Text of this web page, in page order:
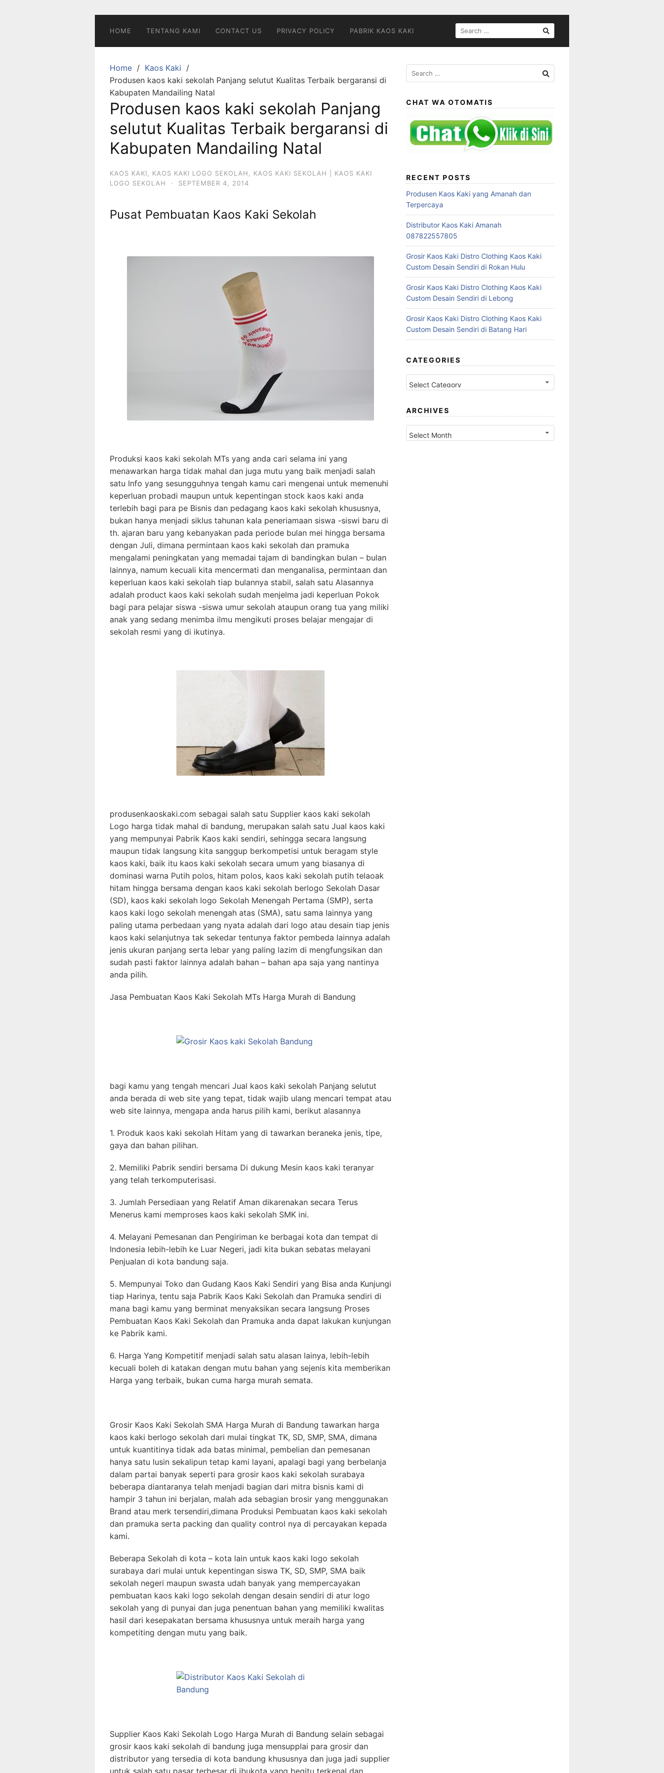
HOME TENTANG KAMI CONTACT US PRIVACY POLICY PABRIK KAOS KAKI
SEARCH
FOR:
Home
Kaos Kaki
Produsen kaos kaki sekolah Panjang selutut Kualitas Terbaik bergaransi di
Kabupaten Mandailing Natal
Produsen kaos kaki sekolah Panjang
selutut Kualitas Terbaik bergaransi di
Kabupaten Mandailing Natal
KAOS KAKI KAOS KAKI LOGO SEKOLAH
KAOS KAKI SEKOLAH | KAOS KAKI
LOGO SEKOLAH
· SEPTEMBER 4, 2014
Pusat Pembuatan Kaos Kaki Sekolah
Produksi kaos kaki sekolah MTs yang anda cari selama ini yang
menawarkan harga tidak mahal dan juga mutu yang baik menjadi salah
satu Info yang sesungguhnya tengah kamu cari mengenai untuk memenuhi
keperluan probadi maupun untuk kepentingan stock kaos kaki anda
terlebih bagi para pe Bisnis dan pedagang kaos kaki sekolah khususnya,
bukan hanya menjadi siklus tahunan kala peneriamaan siswa -siswi baru di
th. ajaran baru yang kebanyakan pada periode bulan mei hingga bersama
dengan Juli, dimana permintaan kaos kaki sekolah dan pramuka
mengalami peningkatan yang memadai tajam di bandingkan bulan – bulan
lainnya, namum kecuali kita mencermati dan menganalisa, permintaan dan
keperluan kaos kaki sekolah tiap bulannya stabil, salah satu Alasannya
adalah product kaos kaki sekolah sudah menjelma jadi keperluan Pokok
bagi para pelajar siswa -siswa umur sekolah ataupun orang tua yang miliki
anak yang sedang menimba ilmu mengikuti proses belajar mengajar di
sekolah resmi yang di ikutinya.
produsenkaoskaki.com sebagai salah satu Supplier kaos kaki sekolah
Logo harga tidak mahal di bandung, merupakan salah satu Jual kaos kaki
yang mempunyai Pabrik Kaos kaki sendiri, sehingga secara langsung
maupun tidak langsung kita sanggup berkompetisi untuk beragam style
kaos kaki, baik itu kaos kaki sekolah secara umum yang biasanya di
dominasi warna Putih polos, hitam polos, kaos kaki sekolah putih telaoak
hitam hingga bersama dengan kaos kaki sekolah berlogo Sekolah Dasar
(SD), kaos kaki sekolah logo Sekolah Menengah Pertama (SMP), serta
kaos kaki logo sekolah menengah atas (SMA), satu sama lainnya yang
paling utama perbedaan yang nyata adalah dari logo atau desain tiap jenis
kaos kaki selanjutnya tak sekedar tentunya faktor pembeda lainnya adalah
jenis ukuran panjang serta lebar yang paling lazim di mengfungsikan dan
sudah pasti faktor lainnya adalah bahan – bahan apa saja yang nantinya
anda pilih.
Jasa Pembuatan Kaos Kaki Sekolah MTs Harga Murah di Bandung
bagi kamu yang tengah mencari Jual kaos kaki sekolah Panjang selutut
anda berada di web site yang tepat, tidak wajib ulang mencari tempat atau
web site lainnya, mengapa anda harus pilih kami, berikut alasannya
1. Produk kaos kaki sekolah Hitam yang di tawarkan beraneka jenis, tipe,
gaya dan bahan pilihan.
2. Memiliki Pabrik sendiri bersama Di dukung Mesin kaos kaki teranyar
yang telah terkomputerisasi.
3. Jumlah Persediaan yang Relatif Aman dikarenakan secara Terus
Menerus kami memproses kaos kaki sekolah SMK ini.
4. Melayani Pemesanan dan Pengiriman ke berbagai kota dan tempat di
Indonesia lebih-lebih ke Luar Negeri, jadi kita bukan sebatas melayani
Penjualan di kota bandung saja.
5. Mempunyai Toko dan Gudang Kaos Kaki Sendiri yang Bisa anda Kunjungi
tiap Harinya, tentu saja Pabrik Kaos Kaki Sekolah dan Pramuka sendiri di
mana bagi kamu yang berminat menyaksikan secara langsung Proses
Pembuatan Kaos Kaki Sekolah dan Pramuka anda dapat lakukan kunjungan
ke Pabrik kami.
6. Harga Yang Kompetitif menjadi salah satu alasan lainya, lebih-lebih
kecuali boleh di katakan dengan mutu bahan yang sejenis kita memberikan
Harga yang terbaik, bukan cuma harga murah semata.
Grosir Kaos Kaki Sekolah SMA Harga Murah di Bandung tawarkan harga
kaos kaki berlogo sekolah dari mulai tingkat TK, SD, SMP, SMA, dimana
untuk kuantitinya tidak ada batas minimal, pembelian dan pemesanan
hanya satu lusin sekalipun tetap kami layani, apalagi bagi yang berbelanja
dalam partai banyak seperti para grosir kaos kaki sekolah surabaya
beberapa diantaranya telah menjadi bagian dari mitra bisnis kami di
hampir 3 tahun ini berjalan, malah ada sebagian brosir yang menggunakan
Brand atau merk tersendiri,dimana Produksi Pembuatan kaos kaki sekolah
dan pramuka serta packing dan quality control nya di percayakan kepada
kami.
Beberapa Sekolah di kota – kota lain untuk kaos kaki logo sekolah
surabaya dari mulai untuk kepentingan siswa TK, SD, SMP, SMA baik
sekolah negeri maupun swasta udah banyak yang mempercayakan
pembuatan kaos kaki logo sekolah dengan desain sendiri di atur logo
sekolah yang di punyai dan juga penentuan bahan yang memiliki kwalitas
hasil dari kesepakatan bersama khususnya untuk meraih harga yang
kompetiting dengan mutu yang baik.
Supplier Kaos Kaki Sekolah Logo Harga Murah di Bandung selain sebagai
grosir kaos kaki sekolah di bandung juga mensupplai para grosir dan
distributor yang tersedia di kota bandung khususnya dan juga jadi supplier
untuk salah satu pasar terbesar di ibukota yang begitu terkenal dan
Search
for:
CHAT WA OTOMATIS
RECENT POSTS
Produsen Kaos Kaki yang Amanah dan
Terpercaya
Distributor Kaos Kaki Amanah
087822557805
Grosir Kaos Kaki Distro Clothing Kaos Kaki
Custom Desain Sendiri di Rokan Hulu
Grosir Kaos Kaki Distro Clothing Kaos Kaki
Custom Desain Sendiri di Lebong
Grosir Kaos Kaki Distro Clothing Kaos Kaki
Custom Desain Sendiri di Batang Hari
CATEGORIES
Categories
ARCHIVES
Archives